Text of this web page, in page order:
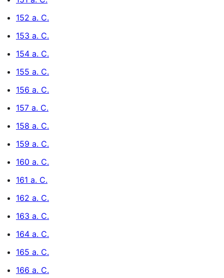
152 a. C.
153 a. C.
154 a. C.
155 a. C.
156 a. C.
157 a. C.
158 a. C.
159 a. C.
160 a. C.
161 a. C.
162 a. C.
163 a. C.
164 a. C.
165 a. C.
166 a. C.